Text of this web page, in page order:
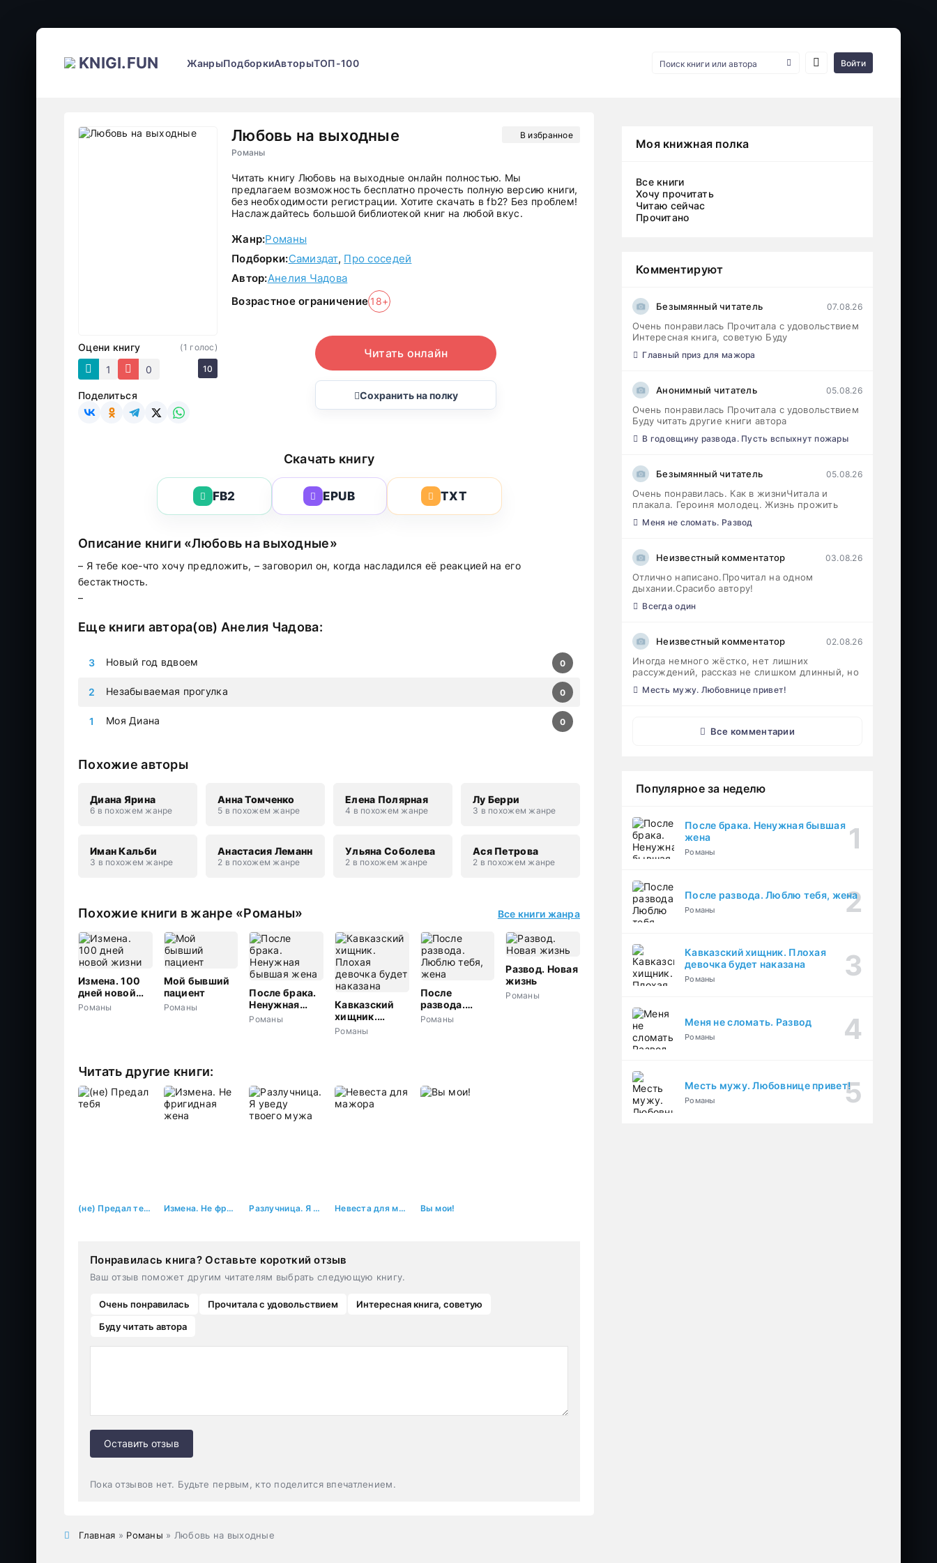
KNIGI.FUN ЖанрыПодборкиАвторыТОП-100 Войти
Любовь на выходные
Романы
В избранное
Оцени книгу
1
0
(1 голос)
10
Поделиться
Читать книгу Любовь на выходные онлайн полностью. Мы
предлагаем возможность бесплатно прочесть полную версию книги,
без необходимости регистрации. Хотите скачать в fb2? Без проблем!
Наслаждайтесь большой библиотекой книг на любой вкус.
Жанр:Романы
Подборки:Самиздат, Про соседей
Автор:Анелия Чадова
Возрастное ограничение 18+
Читать онлайн
Сохранить на полку
Скачать книгу
FB2 EPUB TXT
Описание книги «Любовь на выходные»
– Я тебе кое-что хочу предложить, – заговорил он, когда насладился её реакцией на его
бестактность.
–
Еще книги автора(ов) Анелия Чадова:
Моя Диана 0
Незабываемая прогулка 0
Новый год вдвоем 0
Похожие авторы
Диана Ярина
6 в похожем жанре
Анна Томченко
5 в похожем жанре
Елена Полярная
4 в похожем жанре
Лу Берри
3 в похожем жанре
Иман Кальби
3 в похожем жанре
Анастасия Леманн
2 в похожем жанре
Ульяна Соболева
2 в похожем жанре
Ася Петрова
2 в похожем жанре
Похожие книги в жанре «Романы» Все книги жанра
Измена. 100
дней новой
жизни
Романы
Мой бывший
пациент
Романы
После брака.
Ненужная
бывшая жена
Романы
Кавказский
хищник.
Плохая
Романы
После
развода.
Люблю тебя,
Романы
Развод. Новая
жизнь
Романы
Читать другие книги:
(не) Предал тебя Измена. Не фригидная жена Разлучница. Я уведу твоего мужа Невеста для мажора Вы мои!
Понравилась книга? Оставьте короткий отзыв
Ваш отзыв поможет другим читателям выбрать следующую книгу.
Очень понравилась Прочитала с удовольствием
Интересная книга, советую
Буду читать автора
Оставить отзыв
Пока отзывов нет. Будьте первым, кто поделится впечатлением.
Главная » Романы » Любовь на выходные
Моя книжная полка
Все книги
Хочу прочитать
Читаю сейчас
Прочитано
Комментируют
Безымянный читатель 07.08.26
Очень понравилась Прочитала с удовольствием
Интересная книга, советую Буду
Главный приз для мажора
Анонимный читатель 05.08.26
Очень понравилась Прочитала с удовольствием
Буду читать другие книги автора
В годовщину развода. Пусть вспыхнут пожары
Безымянный читатель 05.08.26
Очень понравилась. Как в жизниЧитала и
плакала. Героиня молодец. Жизнь прожить
Меня не сломать. Развод
Неизвестный комментатор 03.08.26
Отлично написано.Прочитал на одном
дыхании.Срасибо автору!
Всегда один
Неизвестный комментатор 02.08.26
Иногда немного жёстко, нет лишних
рассуждений, рассказ не слишком длинный, но
Месть мужу. Любовнице привет!
Все комментарии
Популярное за неделю
После брака. Ненужная бывшая
жена
Романы
После развода. Люблю тебя, жена
Романы
Кавказский хищник. Плохая
девочка будет наказана
Романы
Меня не сломать. Развод
Романы
Месть мужу. Любовнице привет!
Романы